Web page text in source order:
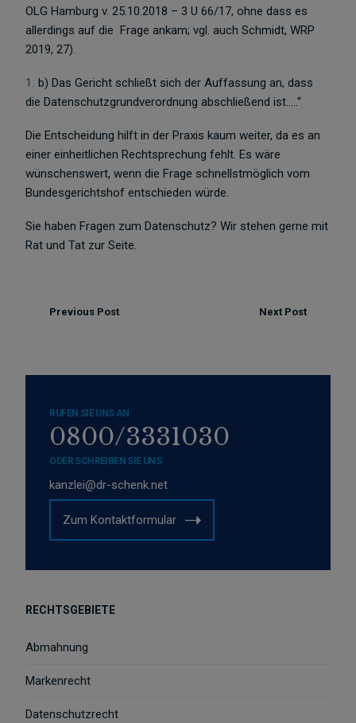
OLG Hamburg v. 25.10.2018 – 3 U 66/17, ohne dass es
allerdings auf die Frage ankam; vgl. auch Schmidt, WRP
2019, 27).
b) Das Gericht schließt sich der Auffassung an, dass
die Datenschutzgrundverordnung abschließend ist…..“
Die Entscheidung hilft in der Praxis kaum weiter, da es an
einer einheitlichen Rechtsprechung fehlt. Es wäre
wünschenswert, wenn die Frage schnellstmöglich vom
Bundesgerichtshof entschieden würde.
Sie haben Fragen zum Datenschutz? Wir stehen gerne mit
Rat und Tat zur Seite.
Previous Post Next Post
RUFEN SIE UNS AN
0800/3331030
ODER SCHREIBEN SIE UNS
kanzlei@dr-schenk.net
Zum Kontaktformular
RECHTSGEBIETE
Abmahnung
Markenrecht
Datenschutzrecht